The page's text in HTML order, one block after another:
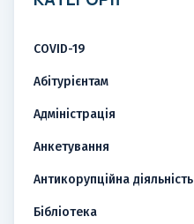
COVID-19
Абітурієнтам
Адміністрація
Анкетування
Антикорупційна діяльність
Бібліотека